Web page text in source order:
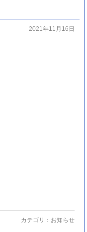
2021年11月16日
カテゴリ： お知らせ